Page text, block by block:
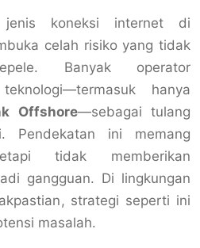
jenis koneksi internet di
celah risiko yang tidak
Banyak operator
hanya
Offshore—sebagai tulang
Pendekatan ini memang
tidak memberikan
gangguan. Di lingkungan
strategi seperti ini
masalah.